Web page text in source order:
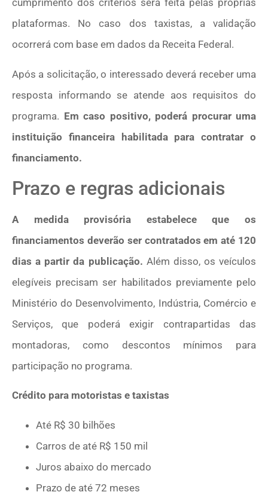
cumprimento dos critérios será feita pelas próprias
plataformas. No caso dos taxistas, a validação
ocorrerá com base em dados da Receita Federal.
Após a solicitação, o interessado deverá receber uma
resposta informando se atende aos requisitos do
programa. Em caso positivo, poderá procurar uma
instituição financeira habilitada para contratar o
financiamento.
Prazo e regras adicionais
A medida provisória estabelece que os
financiamentos deverão ser contratados em até 120
dias a partir da publicação. Além disso, os veículos
elegíveis precisam ser habilitados previamente pelo
Ministério do Desenvolvimento, Indústria, Comércio e
Serviços, que poderá exigir contrapartidas das
montadoras, como descontos mínimos para
participação no programa.
Crédito para motoristas e taxistas
Até R$ 30 bilhões
Carros de até R$ 150 mil
Juros abaixo do mercado
Prazo de até 72 meses